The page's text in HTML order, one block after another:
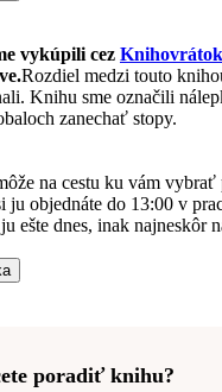
vykúpili cez Knihovrátok
Rozdiel medzi touto
Knihu sme označili
zanechať stopy.
na cestu ku vám
ju objednáte do 13:00 v
ešte dnes, inak najneskôr
poradiť knihu?